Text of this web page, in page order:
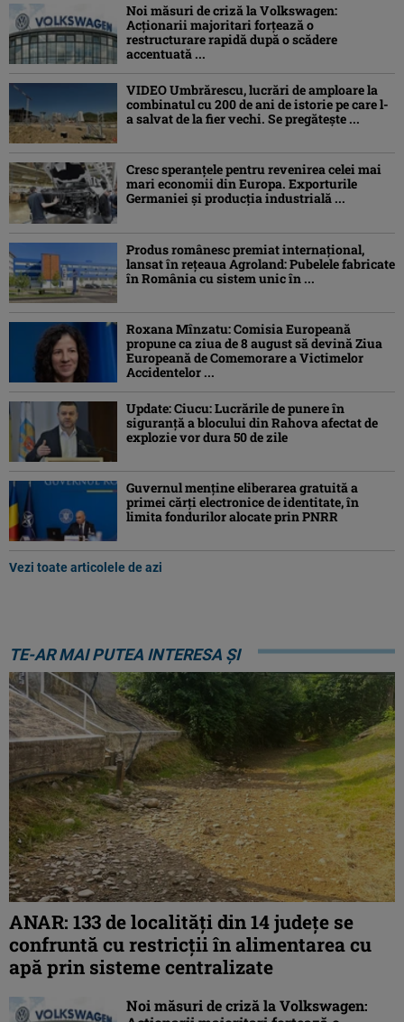
Noi măsuri de criză la Volkswagen:
Acționarii majoritari forțează o
restructurare rapidă după o scădere
accentuată ...
VIDEO Umbrărescu, lucrări de amploare la
combinatul cu 200 de ani de istorie pe care l-
a salvat de la fier vechi. Se pregătește ...
Cresc speranțele pentru revenirea celei mai
mari economii din Europa. Exporturile
Germaniei și producția industrială ...
Produs românesc premiat internațional,
lansat în rețeaua Agroland: Pubelele fabricate
în România cu sistem unic în ...
Roxana Mînzatu: Comisia Europeană
propune ca ziua de 8 august să devină Ziua
Europeană de Comemorare a Victimelor
Accidentelor ...
Update: Ciucu: Lucrările de punere în
siguranță a blocului din Rahova afectat de
explozie vor dura 50 de zile
Guvernul menține eliberarea gratuită a
primei cărţi electronice de identitate, în
limita fondurilor alocate prin PNRR
Vezi toate articolele de azi
TE-AR MAI PUTEA INTERESA ȘI
ANAR: 133 de localități din 14 județe se
confruntă cu restricții în alimentarea cu
apă prin sisteme centralizate
Noi măsuri de criză la Volkswagen: